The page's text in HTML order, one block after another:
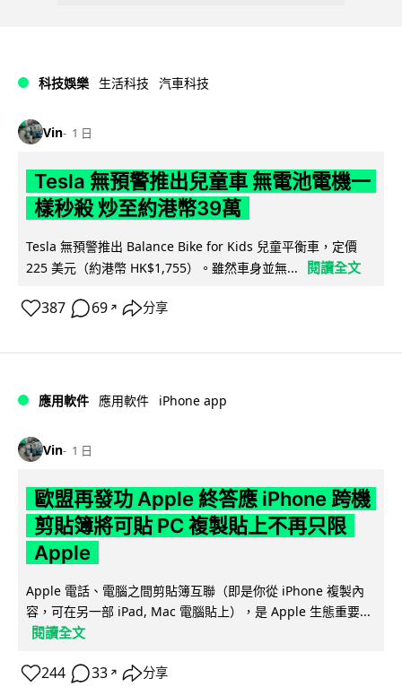
科技娛樂 生活科技 汽車科技
Vin 1 日
Tesla 無預警推出兒童車 無電池電機一
樣秒殺 炒至約港幣39萬
Tesla 無預警推出 Balance Bike for Kids 兒童平衡車，定價
225 美元（約港幣 HK$1,755）。雖然車身並無...
閱讀全文
387 69 ↗ 分享
應用軟件 應用軟件 iPhone app
Vin 1 日
歐盟再發功 Apple 終答應 iPhone 跨機
剪貼簿將可貼 PC 複製貼上不再只限
Apple
Apple 電話、電腦之間剪貼簿互聯（即是你從 iPhone 複製內
容，可在另一部 iPad, Mac 電腦貼上），是 Apple 生態重要...
閱讀全文
244 33 ↗ 分享